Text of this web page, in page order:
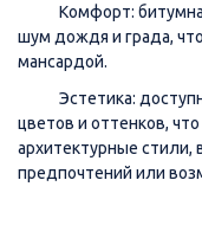
Комфорт:
шум дождя и града,
мансардой.
Эстетика:
цветов и оттенков,
архитектурные стили,
предпочтений или